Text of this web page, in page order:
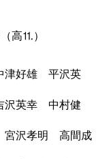
高⒒）
好雄 平沢英
英幸 中村健
沢孝明 高間成